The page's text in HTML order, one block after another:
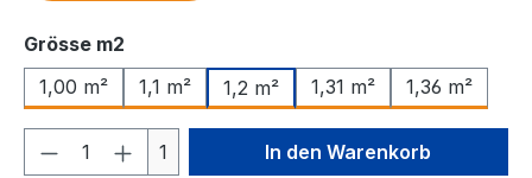
Grösse m2
1,00 m²
1,1 m² 1,2 m² 1,31 m² 1,36 m²
Produkt Anzahl: Gib den
1 In den Warenkorb